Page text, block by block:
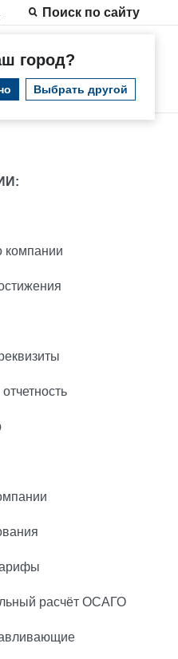
город?
Выбрать другой
Поиск по сайту
компании
расчёт ОСАГО